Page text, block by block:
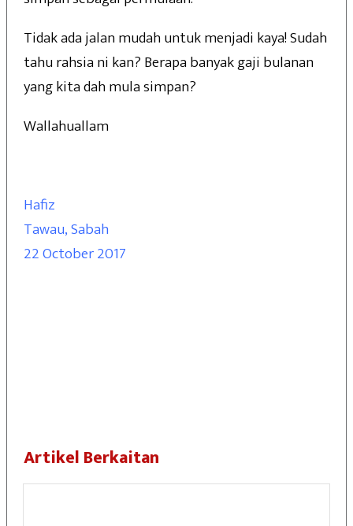
Tidak ada jalan mudah untuk menjadi kaya! Sudah
tahu rahsia ni kan? Berapa banyak gaji bulanan
yang kita dah mula simpan?
Wallahuallam
Hafiz
Tawau, Sabah
22 October 2017
Artikel Berkaitan